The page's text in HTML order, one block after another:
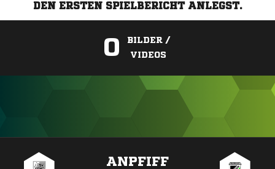
DEN ERSTEN SPIELBERICHT ANLEGST.
0
BILDER /
VIDEOS
ANPFIFF